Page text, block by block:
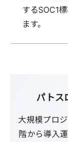
するSOC1
ます。
パトス
大規模プロ
階から導入